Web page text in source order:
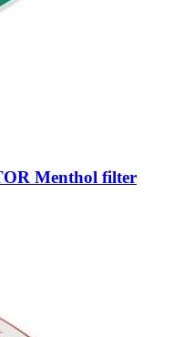
Menthol filter